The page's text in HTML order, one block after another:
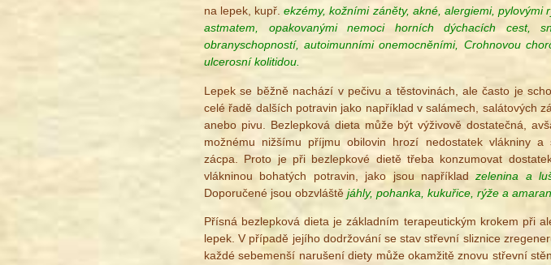
na lepek, kupř.ekzémy, kožními záněty, akné, alergiemi, pylovými
astmatem, opakovanými nemoci horních dýchacích cest,
obranyschopností, autoimunními onemocněními, Crohnovou
ulcerosní kolitidou.
Lepek se běžně nachází v pečivu a těstovinách, ale často je
celé řadě dalších potravin jako například v salámech, salátových
anebo pivu. Bezlepková dieta může být výživově dostatečná,
možnému nižšímu příjmu obilovin hrozí nedostatek vlákniny
zácpa. Proto je při bezlepkové dietě třeba konzumovat
vlákninou bohatých potravin, jako jsou napříkladzelenina a
Doporučené jsou obzvláště jáhly, pohanka, kukuřice, rýže a
Přísná bezlepková dieta je základním terapeutickým krokem při
lepek. V případě jejího dodržování se stav střevní sliznice
každé sebemenší narušení diety může okamžitě znovu střevní